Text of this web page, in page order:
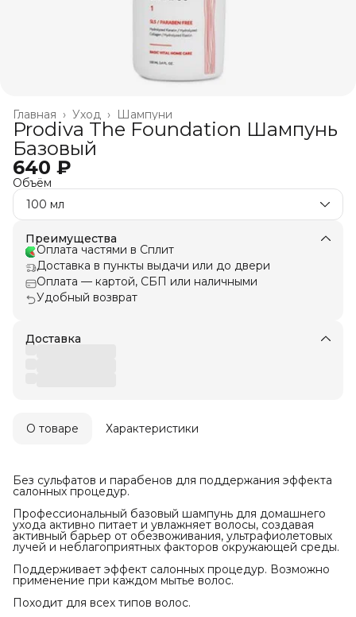
Шампуни
Уход ›
Главная ›
Prodiva The Foundation Шампунь
Базовый
640 ₽
Объём
100 мл
Преимущества
Оплата частями в Сплит
Доставка в пункты выдачи или до двери
Оплата — картой, СБП или наличными
Удобный возврат
Доставка
О товаре Характеристики
Без сульфатов и парабенов для поддержания эффекта
салонных процедур.
Профессиональный базовый шампунь для домашнего
ухода активно питает и увлажняет волосы, создавая
активный барьер от обезвоживания, ультрафиолетовых
лучей и неблагоприятных факторов окружающей среды.
Поддерживает эффект салонных процедур. Возможно
применение при каждом мытье волос.
Походит для всех типов волос.